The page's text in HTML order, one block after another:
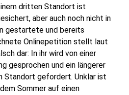
dritten Standort ist
aber auch noch nicht in
gestartete und bereits
Onlinepetition stellt laut
dar: In ihr wird von einer
gesprochen und ein längerer
Standort gefordert. Unklar ist
Sommer auf einen